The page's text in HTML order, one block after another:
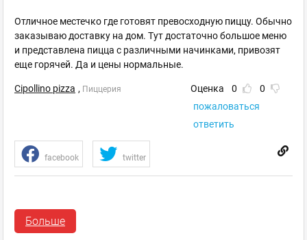
Отличное местечко где готовят превосходную пиццу. Обычно
заказываю доставку на дом. Тут достаточно большое меню
и представлена пицца с различными начинками, привозят
еще горячей. Да и цены нормальные.
Cipollino pizza , Пиццерия Оценка 0
0
пожаловаться
ответить
facebook twitter
Ирина Мельниченко
Новичок
Больше